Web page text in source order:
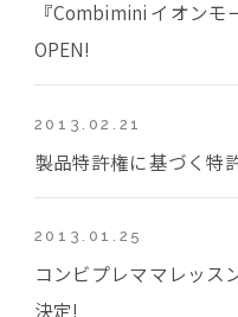
『Combimini イオン
OPEN!
2013.02.21
製品特許権に基づく特
2013.01.25
コンビプレママレッス
決定!